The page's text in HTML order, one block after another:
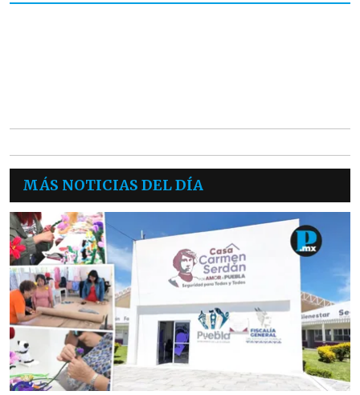
MÁS NOTICIAS DEL DÍA